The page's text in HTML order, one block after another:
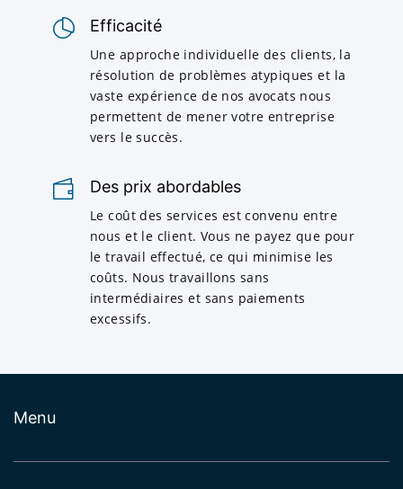
Efficacité
Une approche individuelle des clients, la
résolution de problèmes atypiques et la
vaste expérience de nos avocats nous
permettent de mener votre entreprise
vers le succès.
Des prix abordables
Le coût des services est convenu entre
nous et le client. Vous ne payez que pour
le travail effectué, ce qui minimise les
coûts. Nous travaillons sans
intermédiaires et sans paiements
excessifs.
Menu